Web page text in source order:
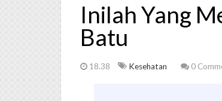
Inilah Yang
Batu
18.38 Kesehatan 0